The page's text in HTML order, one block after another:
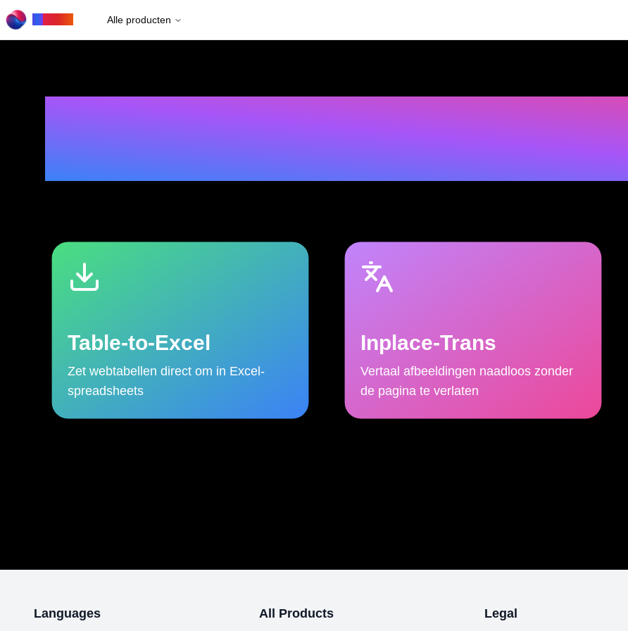
Alle producten
Wij ontwikkelen super nuttig
ven browserextensies
Table-to-Excel
Zet webtabellen direct om in Excel-
spreadsheets
Inplace-Trans
Vertaal afbeeldingen naadloos zonder
de pagina te verlaten
Languages All Products Legal